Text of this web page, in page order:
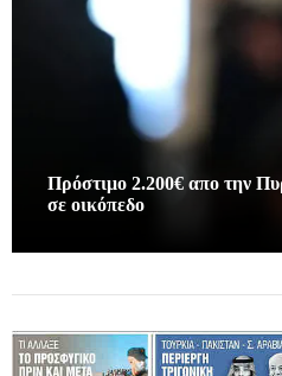
Πρόστιμο 2.200€ απο την
σε οικόπεδο